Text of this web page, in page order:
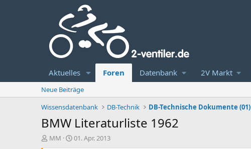
Aktuelles Foren Datenbank 2V Markt
Neue Beiträge
Wissensdatenbank
DB-Technik DB-Technische Dokumente (01)
BMW Literaturliste 1962
E
MM
E
01. Apr. 2013